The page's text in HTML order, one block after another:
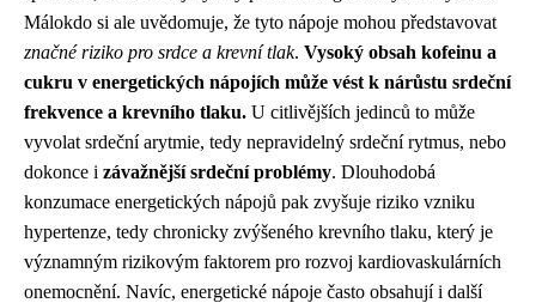
Málokdo si ale uvědomuje, že tyto nápoje mohou představovat
značné riziko pro srdce a krevní tlak. Vysoký obsah kofeinu a
cukru v energetických nápojích může vést k nárůstu srdeční
frekvence a krevního tlaku. U citlivějších jedinců to může
vyvolat srdeční arytmie, tedy nepravidelný srdeční rytmus, nebo
dokonce i závažnější srdeční problémy. Dlouhodobá
konzumace energetických nápojů pak zvyšuje riziko vzniku
hypertenze, tedy chronicky zvýšeného krevního tlaku, který je
významným rizikovým faktorem pro rozvoj kardiovaskulárních
onemocnění. Navíc, energetické nápoje často obsahují i další